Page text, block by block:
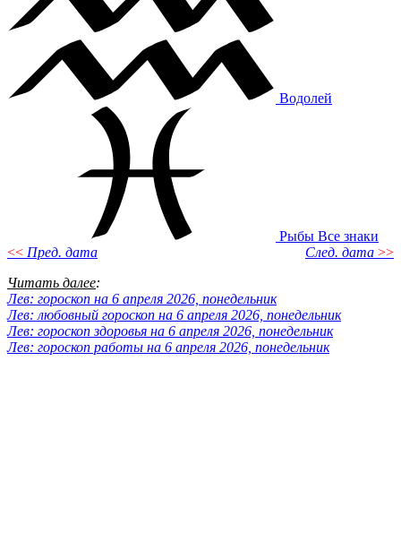
Водолей
Рыбы Все знаки
<< Пред. дата След. дата >>
Читать далее:
Лев: гороскоп на 6 апреля 2026, понедельник
Лев: любовный гороскоп на 6 апреля 2026, понедельник
Лев: гороскоп здоровья на 6 апреля 2026, понедельник
Лев: гороскоп работы на 6 апреля 2026, понедельник